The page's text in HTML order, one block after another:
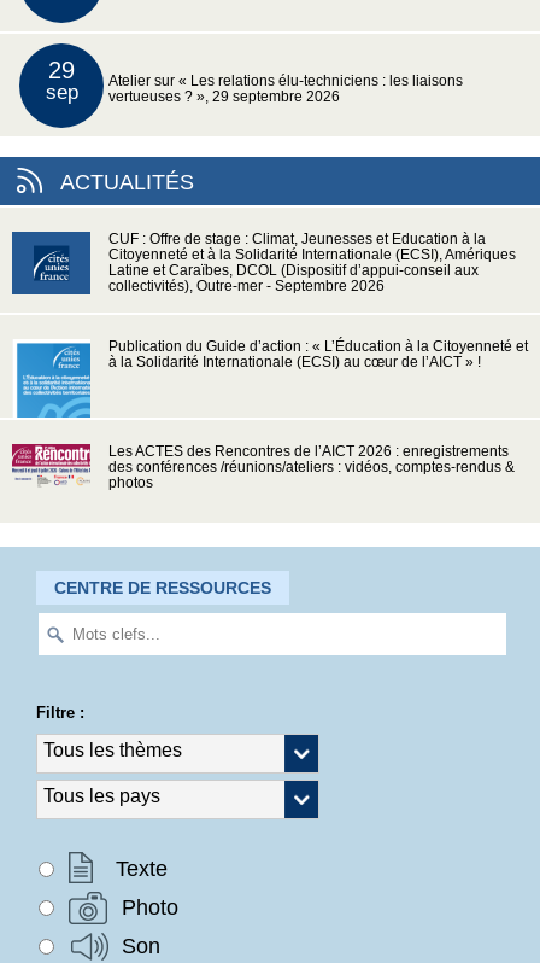
29
sep
Atelier sur « Les relations élu-techniciens : les liaisons
vertueuses ? », 29 septembre 2026
ACTUALITÉS
CUF : Offre de stage : Climat, Jeunesses et Education à la
Citoyenneté et à la Solidarité Internationale (ECSI), Amériques
Latine et Caraïbes, DCOL (Dispositif d’appui-conseil aux
collectivités), Outre-mer - Septembre 2026
Publication du Guide d’action : « L’Éducation à la Citoyenneté et
à la Solidarité Internationale (ECSI) au cœur de l’AICT » !
Les ACTES des Rencontres de l’AICT 2026 : enregistrements
des conférences /réunions/ateliers : vidéos, comptes-rendus &
photos
CENTRE DE RESSOURCES
Filtre :
Texte
Photo
Son